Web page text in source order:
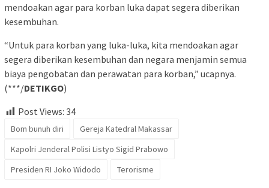
mendoakan agar para korban luka dapat segera diberikan
kesembuhan.
“Untuk para korban yang luka-luka, kita mendoakan agar
segera diberikan kesembuhan dan negara menjamin semua
biaya pengobatan dan perawatan para korban,” ucapnya.
(***/DETIKGO)
Post Views: 34
Bom bunuh diri
Gereja Katedral Makassar
Kapolri Jenderal Polisi Listyo Sigid Prabowo
Presiden RI Joko Widodo
Terorisme